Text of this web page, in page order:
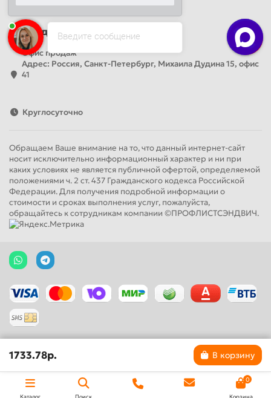
info@sandwichpanelsvspb.ru
Наш адрес
Офис продаж
Адрес: Россия, Санкт-Петербург, Михаила Дудина 15, офис
41
Круглосуточно
Обращаем Ваше внимание на то, что данный интернет-сайт
носит исключительно информационный характер и ни при
каких условиях не является публичной офертой, определяемой
положениями ч. 2 ст. 437 Гражданского кодекса Российской
Федерации. Для получения подробной информации о
стоимости и сроках выполнения услуг, пожалуйста,
обращайтесь к сотрудникам компании ©ПРОФЛИСТСЭНДВИЧ.
1733.78р. В корзину
0
Введите сообщение